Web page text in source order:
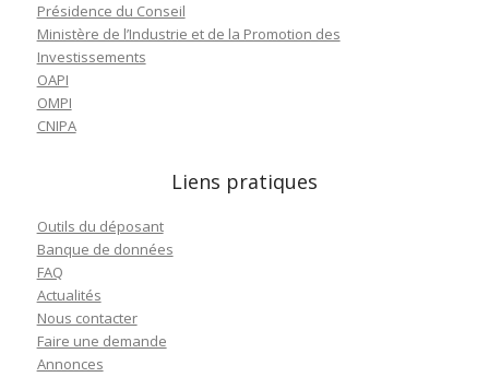
Présidence du Conseil
Ministère de l’Industrie et de la Promotion des
Investissements
OAPI
OMPI
CNIPA
Liens pratiques
Outils du déposant
Banque de données
FAQ
Actualités
Nous contacter
Faire une demande
Annonces